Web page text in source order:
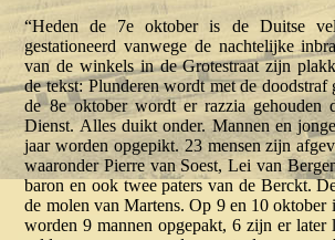
“Heden de 7e oktober is de Duitse
gestationeerd vanwege de nachtelijke
van de winkels in de Grotestraat zijn
de tekst: Plunderen wordt met de doodstraf
de 8e oktober wordt er razzia gehouden
Dienst. Alles duikt onder. Mannen en
jaar worden opgepikt. 23 mensen zijn
waaronder Pierre van Soest, Lei van
baron en ook twee paters van de Berckt.
de molen van Martens. Op 9 en 10 oktober
worden 9 mannen opgepakt, 6 zijn er later